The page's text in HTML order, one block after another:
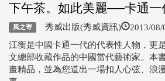
下午茶。如此美麗──卡通一
風之寄 秀威出版(秀威資訊) 2013/08/
江衡是中國卡通一代的代表性人物，更
文總部收藏作品的中國當代藝術家。本
畫精品，並為您道出一場扣人心弦、浪